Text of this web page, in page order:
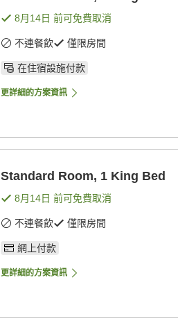
8月14日 前可免費取消
不連餐飲 僅限房間
在住宿設施付款
更詳細的方案資訊
Standard Room, 1 King Bed
8月14日 前可免費取消
不連餐飲 僅限房間
網上付款
更詳細的方案資訊